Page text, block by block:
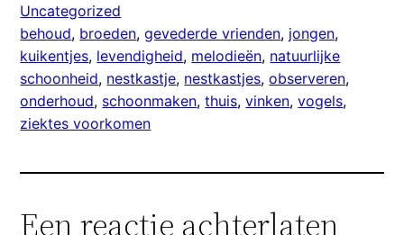
Uncategorized
behoud, broeden, gevederde vrienden, jongen
kuikentjes, levendigheid, melodieën, natuurlijke
schoonheid, nestkastje, nestkastjes, observeren
onderhoud, schoonmaken, thuis, vinken, vogels
ziektes voorkomen
Een reactie achterlaten